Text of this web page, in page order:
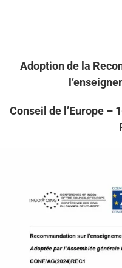
Adoption de la
Conseil de l’Europe –